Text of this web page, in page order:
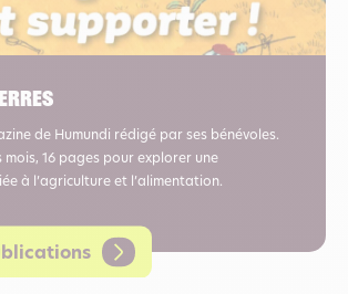
de Humundi rédigé par ses bénévoles.
mois, 16 pages pour explorer une
à l’agriculture et l’alimentation.